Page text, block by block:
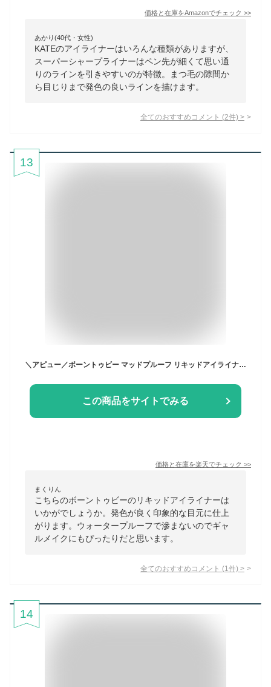
価格と在庫をAmazonでチェック >>
あかり(40代・女性)
KATEのアイライナーはいろんな種類がありますが、
スーパーシャープライナーはペン先が細くて思い通
りのラインを引きやすいのが特徴。まつ毛の隙間か
ら目じりまで発色の良いラインを描けます。
全てのおすすめコメント (2件) >
13
＼アピュー／ボーントゥビー マッドプルーフ リキッドアイライナー / アイライン / アイメイク / リキッドアイライナー / ウォータープルーフ / Apieu/ 韓国コスメ / Born to be Mad proof Liquid Liner
この商品をサイトでみる
価格と在庫を楽天でチェック >>
まくりん
こちらのボーントゥビーのリキッドアイライナーは
いかがでしょうか。発色が良く印象的な目元に仕上
がります。ウォータープルーフで滲まないのでギャ
ルメイクにもぴったりだと思います。
全てのおすすめコメント (1 件) >
14